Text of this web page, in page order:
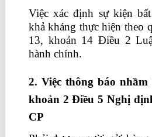
Việc xác định sự kiện
khả kháng thực hiện theo
13, khoản 14 Điều 2
hành chính.
2. Việc thông báo
khoản 2 Điều 5 Nghị
CP